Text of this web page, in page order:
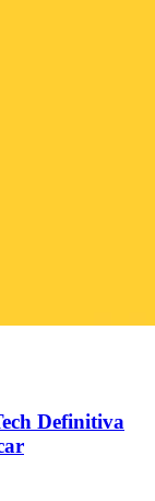
Definitiva